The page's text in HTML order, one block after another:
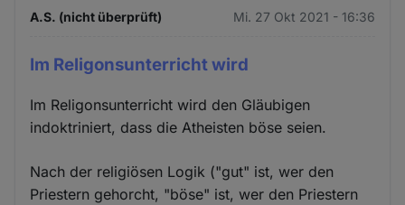
A.S. (nicht überprüft) Mi. 27 Okt 2021 - 16:36
Im Religonsunterricht wird
Im Religonsunterricht wird den Gläubigen
indoktriniert, dass die Atheisten böse seien.
Nach der religiösen Logik ("gut" ist, wer den
Priestern gehorcht, "böse" ist, wer den Priestern